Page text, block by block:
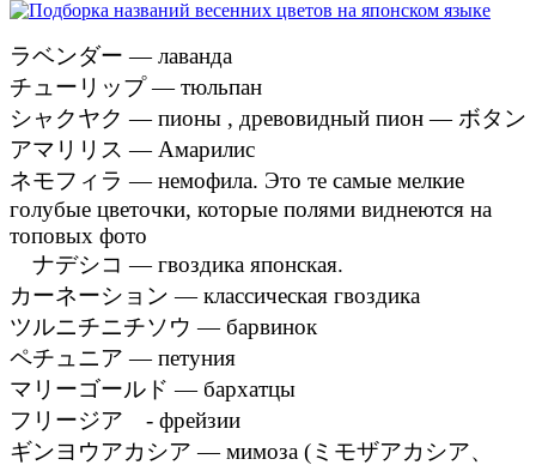
ラベンダー — лаванда
チューリップ — тюльпан
シャクヤク — пионы , древовидный пион — ボタン
アマリリス — Амарилис
ネモフィラ — немофила. Это те самые мелкие
голубые цветочки, которые полями виднеются на
топовых фото
ナデシコ — гвоздика японская.
カーネーション — классическая гвоздика
ツルニチニチソウ — барвинок
ペチュニア — петуния
マリーゴールド — бархатцы
フリージア - фрейзии
ギンヨウアカシア — мимоза (ミモザアカシア、